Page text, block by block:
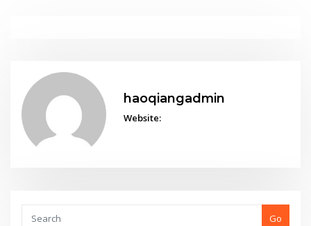
haoqiangadmin
Website:
Go